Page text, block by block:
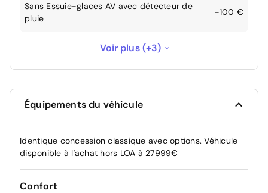
Sans Essuie-glaces AV avec détecteur de
pluie
-100 €
Sans Rétroviseurs extérieurs rabattables
démarrage sans clé "Smart Entry & Start"
-300 €
Sans Optiques AV full-LED -300 €
Voir plus (+3)
Équipements du véhicule
Identique concession classique avec options. Véhicule
disponible à l'achat hors LOA à 27999€
Confort